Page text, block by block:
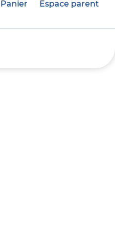
Panier crèche(s)
Espace parent